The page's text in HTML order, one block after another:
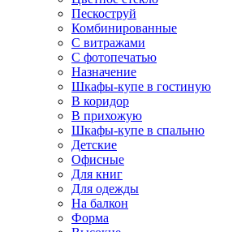
Пескоструй
Комбинированные
С витражами
С фотопечатью
Назначение
Шкафы-купе в гостиную
В коридор
В прихожую
Шкафы-купе в спальню
Детские
Офисные
Для книг
Для одежды
На балкон
Форма